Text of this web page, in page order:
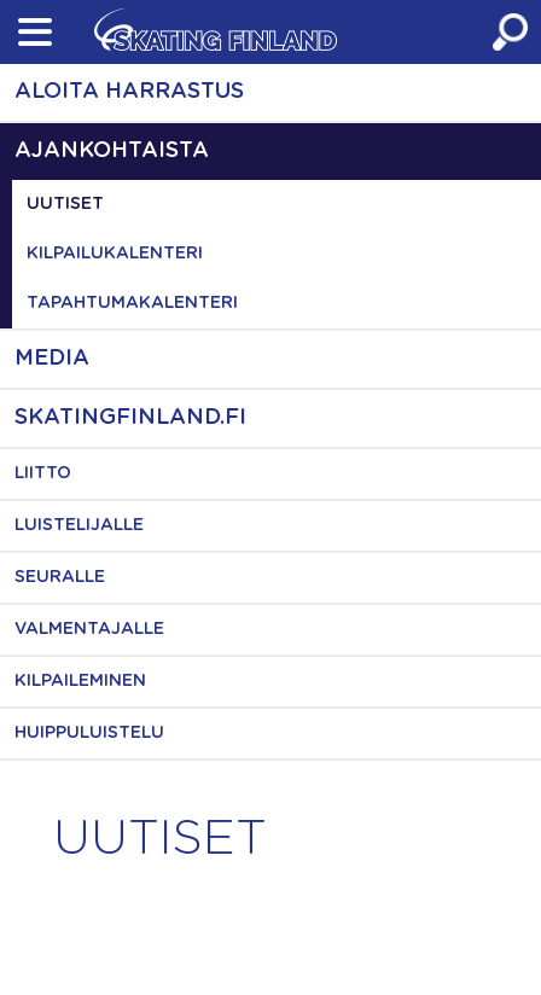
Skip
content
ALOITA HARRASTUS
AJANKOHTAISTA
UUTISET
KILPAILUKALENTERI
TAPAHTUMAKALENTERI
MEDIA
SKATINGFINLAND.FI
LIITTO
LUISTELIJALLE
SEURALLE
VALMENTAJALLE
KILPAILEMINEN
HUIPPULUISTELU
UUTISET